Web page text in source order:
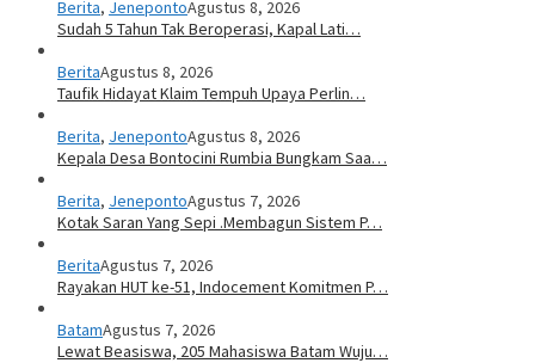
Berita, JenepontoAgustus 8, 2026
Sudah 5 Tahun Tak Beroperasi, Kapal Lati…
BeritaAgustus 8, 2026
Taufik Hidayat Klaim Tempuh Upaya Perlin…
Berita, JenepontoAgustus 8, 2026
Kepala Desa Bontocini Rumbia Bungkam Saa…
Berita, JenepontoAgustus 7, 2026
Kotak Saran Yang Sepi .Membagun Sistem P…
BeritaAgustus 7, 2026
Rayakan HUT ke-51, Indocement Komitmen P…
BatamAgustus 7, 2026
Lewat Beasiswa, 205 Mahasiswa Batam Wuju…